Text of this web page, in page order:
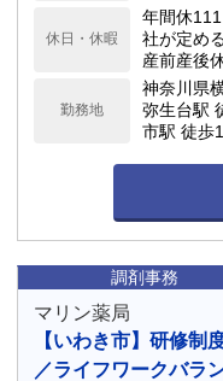
12:30
休日・休暇
年間休
社が定め
産前産後
勤務地
神奈川県
弥生台駅
市駅 徒歩
調剤事務
マリン薬局
【いわき市】研修制
／ライフワークバラ